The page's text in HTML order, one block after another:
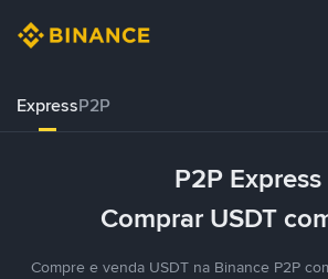
ExpressP2P
P2P Express
Comprar USDT
Compre e venda USDT na Binance P2P